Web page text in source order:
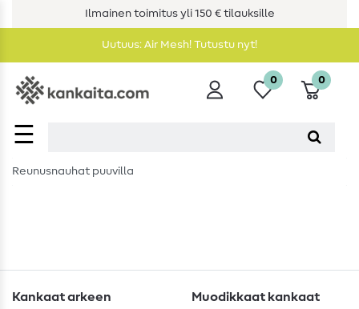
Ilmainen toimitus yli 150 € tilauksille
Uutuus: Air Mesh! Tutustu nyt!
☰
0 0
Reunusnauhat puuvilla
Kankaat arkeen
Muodikkaat kankaat